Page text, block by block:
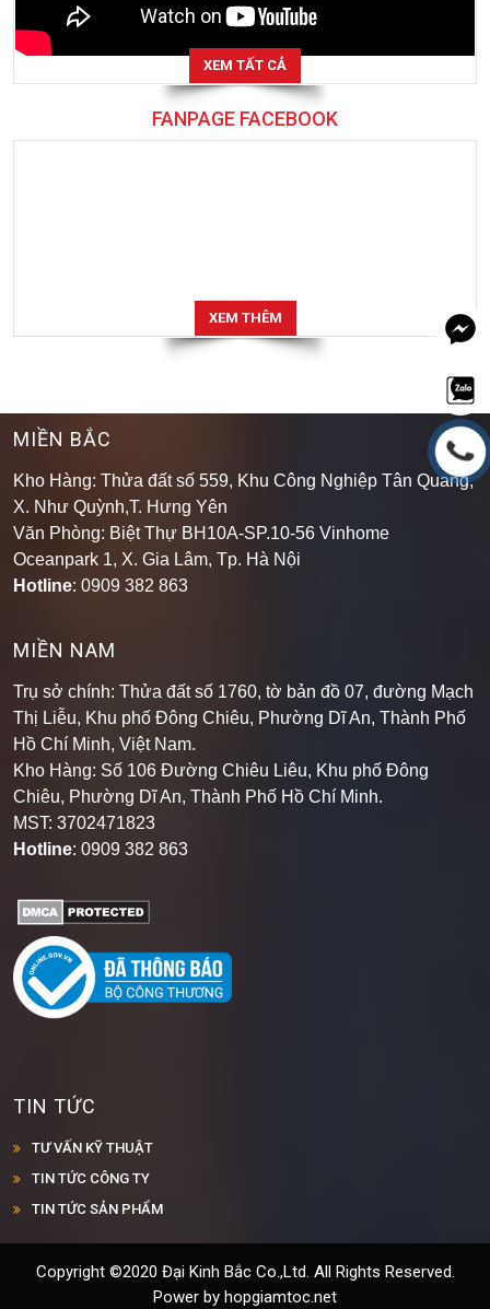
XEM TẤT CẢ
FANPAGE FACEBOOK
XEM THÊM
MIỀN BẮC
Kho Hàng: Thửa đất số 559, Khu Công Nghiệp Tân Quang,
X. Như Quỳnh,T. Hưng Yên
Văn Phòng: Biệt Thự BH10A-SP.10-56 Vinhome
Oceanpark 1, X. Gia Lâm, Tp. Hà Nội
Hotline: 0909 382 863
MIỀN NAM
Trụ sở chính: Thửa đất số 1760, tờ bản đồ 07, đường Mạch
Thị Liễu, Khu phố Đông Chiêu, Phường Dĩ An, Thành Phố
Hồ Chí Minh, Việt Nam.
Kho Hàng: Số 106 Đường Chiêu Liêu, Khu phố Đông
Chiêu, Phường Dĩ An, Thành Phố Hồ Chí Minh.
MST: 3702471823
Hotline: 0909 382 863
TIN TỨC
TƯ VẤN KỸ THUẬT
TIN TỨC CÔNG TY
TIN TỨC SẢN PHẨM
Copyright ©2020 Đại Kinh Bắc Co.,Ltd. All Rights Reserved.
Power by hopgiamtoc.net